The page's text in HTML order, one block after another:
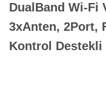
DualBand Wi-Fi
3xAnten, 2Port,
Kontrol Destekli